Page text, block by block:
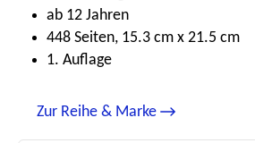
ab 12 Jahren
448 Seiten, 15.3 cm x 21.5 cm
1. Auflage
Zur Reihe & Marke